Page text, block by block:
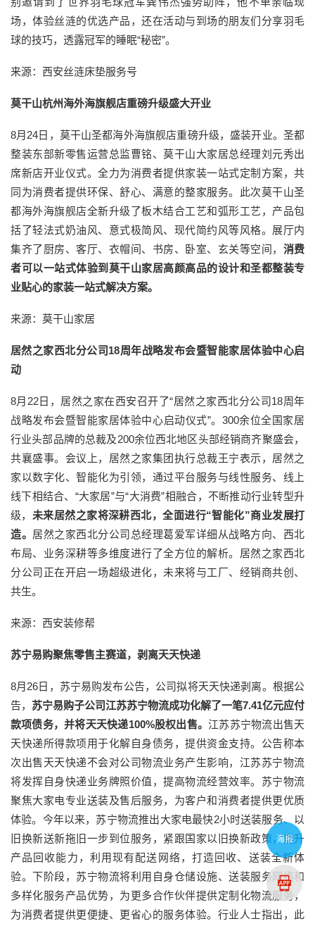
场，体验丝涟的优选产品，还在活动与到场的朋友们分享羽毛
球的技巧，透露冠军的睡眠“秘密”。
来源：西安丝涟床垫服务号
莫干山杭州海外海旗舰店重磅升级盛大开业
8月24日，莫干山圣都海外海旗舰店重磅升级，盛装开业。圣都
整装东部新零售运营总监曹铭、莫干山大家居总经理刘元秀出
席新店开业仪式。全力为消费者提供家装一站式定制方案，共
同为消费者提供环保、舒心、满意的整家服务。此次莫干山圣
都海外海旗舰店全新升级了板木结合工艺和弧形工艺，产品包
括了轻法式奶油风、意式极简风、现代简约风等风格。展厅内
集齐了厨房、客厅、衣帽间、书房、卧室、玄关等空间， 消费
者可以一站式体验到莫干山家居高颜高品的设计和圣都整装专
业贴心的家装一站式解决方案。
来源：莫干山家居
居然之家西北分公司18周年战略发布会暨智能家居体验中心启
动
8月22日，居然之家在西安召开了“居然之家西北分公司18周年
战略发布会暨智能家居体验中心启动仪式”。300余位全国家居
行业头部品牌的总裁及200余位西北地区头部经销商齐聚盛会，
共襄盛事。会议上，居然之家集团执行总裁王宁表示，居然之
家以数字化、智能化为引领，通过平台服务与线性服务、线上
线下相结合、“大家居”与“大消费”相融合，不断推动行业转型升
级， 未来居然之家将深耕西北，全面进行“智能化”商业发展打
造。 居然之家西北分公司总经理葛爱军详细从战略方向、西北
布局、业务深耕等多维度进行了全方位的解析。居然之家西北
分公司正在开启一场超级进化，未来将与工厂、经销商共创、
共生。
来源：西安装修帮
苏宁易购聚焦零售主赛道，剥离天天快递
8月26日，苏宁易购发布公告，公司拟将天天快递剥离。根据公
告， 苏宁易购子公司江苏苏宁物流成功化解了一笔7.41亿元应付
款项债务，并将天天快递100%股权出售。江苏苏宁物流出售天
天快递所得款项用于化解自身债务，提供资金支持。公告称本
次出售天天快递不会对公司物流业务产生影响，江苏苏宁物流
将发挥自身快递业务牌照价值，提高物流经营效率。苏宁物流
聚焦大家电专业送装及售后服务，为客户和消费者提供更优质
体验。今年以来，苏宁物流推出大家电最快2小时送装服务、以
旧换新送新拖旧一步到位服务，紧跟国家以旧换新政策，提升
产品回收能力，利用现有配送网络，打造回收、送装全新体
验。下阶段，苏宁物流将利用自身仓储设施、送装服务网络和
多样化服务产品优势，为更多合作伙伴提供定制化物流服务，
为消费者提供更便捷、更省心的服务体验。行业人士指出，此
海报